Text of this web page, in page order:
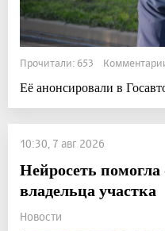
Прочитали: 653
Её анонсировали в
10:30, 7 авг 2026
Нейросеть
владельца участка
Новости